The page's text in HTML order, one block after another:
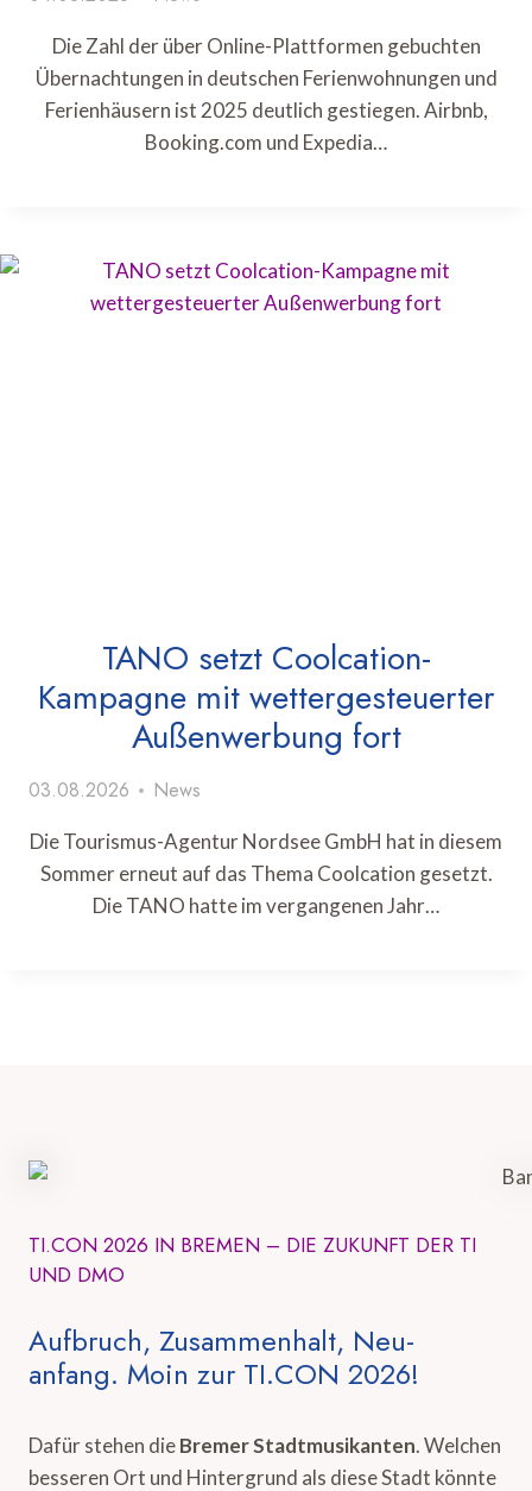
Die Zahl der über Online-Plattformen gebuchten
Übernachtungen in deutschen Ferienwohnungen und
Ferienhäusern ist 2025 deutlich gestiegen. Airbnb,
Booking.com und Expedia…
TANO setzt Coolcation-
Kampagne mit wettergesteuerter
Außenwerbung fort
03.08.2026 News
Die Tourismus-Agentur Nordsee GmbH hat in diesem
Sommer erneut auf das Thema Coolcation gesetzt.
Die TANO hatte im vergangenen Jahr…
TI.CON 2026 IN BREMEN – DIE ZUKUNFT DER TI
UND DMO
Aufbruch, Zusammenhalt, Neu-
anfang. Moin zur TI.CON 2026!
Dafür stehen dieBremer Stadtmusikanten. Welchen
besseren Ort und Hintergrund als diese Stadt könnte